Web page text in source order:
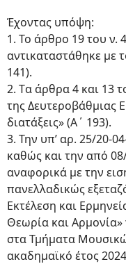
Έχοντας υπόψη:
1. Το άρθρο 19 του ν.
αντικαταστάθηκε με
141).
2. Tα άρθρα 4 και 13
της Δευτεροβάθμιας
διατάξεις» (Α΄ 193).
3. Την υπ’ αρ. 25/20-
καθώς και την από
αναφορικά με την
πανελλαδικώς
Εκτέλεση και
Θεωρία και
στα Τμήματα
ακαδημαϊκό έτος